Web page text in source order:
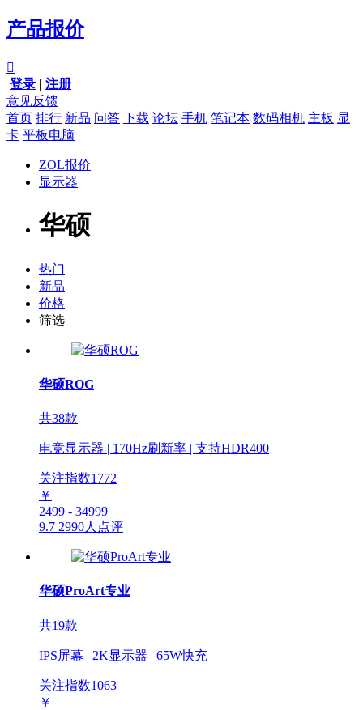
产品报价

登录 | 注册
意见反馈
首页 排行 新品 问答 下载 论坛 手机 笔记本 数码相机 主板 显
卡 平板电脑
ZOL报价
显示器
华硕
热门
新品
价格
筛选
华硕ROG
共38款
电竞显示器 | 170Hz刷新率 | 支持HDR400
关注指数1772
￥
2499 - 34999
9.7 2990人点评
华硕ProArt专业
共19款
IPS屏幕 | 2K显示器 | 65W快充
关注指数1063
￥